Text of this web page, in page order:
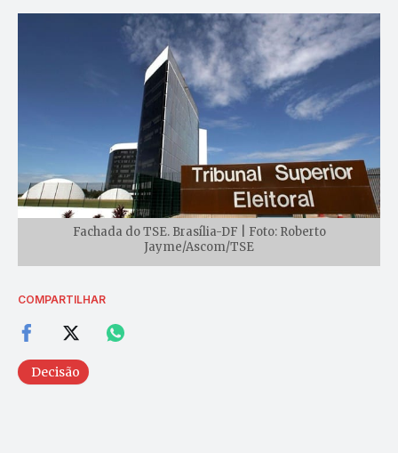
Fachada do TSE. Brasília-DF | Foto: Roberto
Jayme/Ascom/TSE
COMPARTILHAR
Decisão